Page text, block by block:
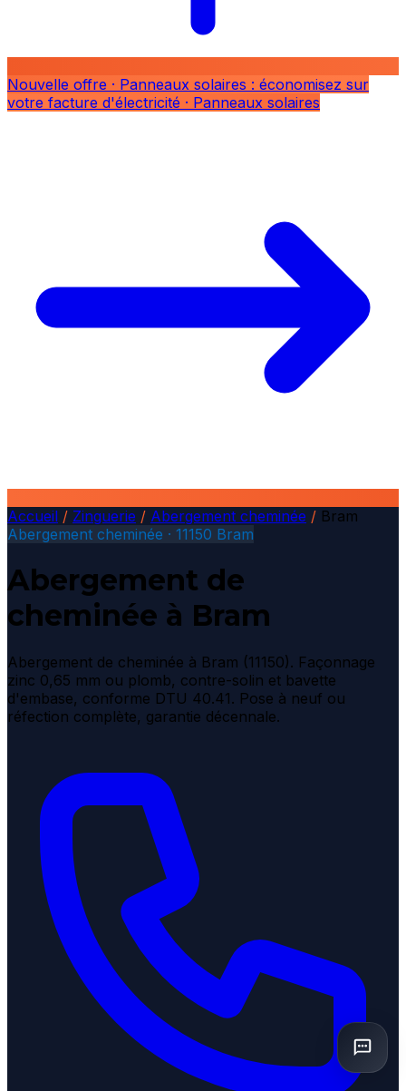
Nouvelle offre · Panneaux solaires : économisez sur
votre facture d'électricité · Panneaux solaires
Accueil / Zinguerie / Abergement cheminée / Bram
Abergement cheminée · 11150 Bram
Abergement de
cheminée à Bram
Abergement de cheminée à Bram (11150). Façonnage
zinc 0,65 mm ou plomb, contre-solin et bavette
d'embase, conforme DTU 40.41. Pose à neuf ou
réfection complète, garantie décennale.